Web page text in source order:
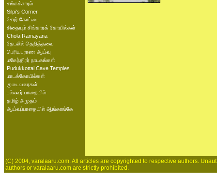
சங்கச்சாரல்
Silpi's Corner
சேரர் கோட்டை
சிதையும் சிங்காரக் கோயில்கள்
Chola Ramayana
தேடலில் தெறித்தவை
பெரியபுராண ஆய்வு
மகேந்திரர் நாடகங்கள்
Pudukkottai Cave Temples
மாடக்கோயில்கள்
குடைவரைகள்
பல்லவர் பாதையில்
தமிழ் அமுதம்
ஆய்வுப்பாதையில் ஆங்காங்கே
(C) 2004, varalaaru.com. All articles are copyrighted to respective authors.
authors or varalaaru.com are strictly prohibited.